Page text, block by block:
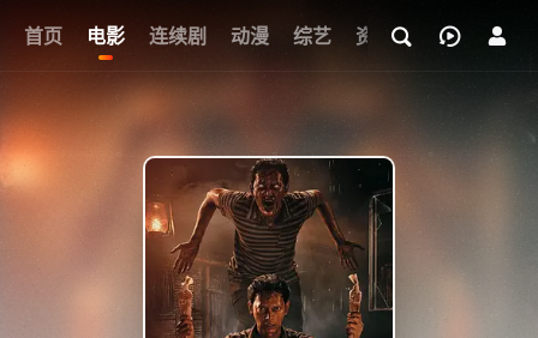
首页 电影 连续剧 动漫 综艺 资讯